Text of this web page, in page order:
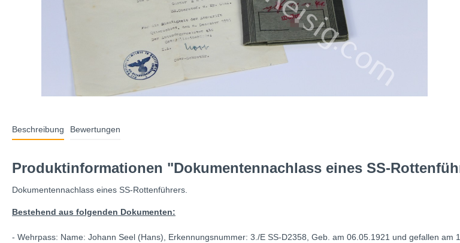
Beschreibung Bewertungen
Produktinformationen "Dokumentennachlass eines SS-
Dokumentennachlass eines SS-Rottenführers.
Bestehend aus folgenden Dokumenten:
- Wehrpass: Name: Johann Seel (Hans), Erkennungsnummer: 3./E SS-D2358, Geb. am 06.05.1921 und gefallen